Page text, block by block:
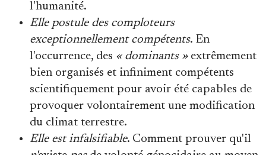
l'humanité.
Elle postule des comploteurs
exceptionnellement compétents. En
l'occurrence, des « dominants »extrêmement
bien organisés et infiniment compétents
scientifiquement pour avoir été capables de
provoquer volontairement une modification
du climat terrestre.
Elle est infalsifiable. Comment prouver qu'il